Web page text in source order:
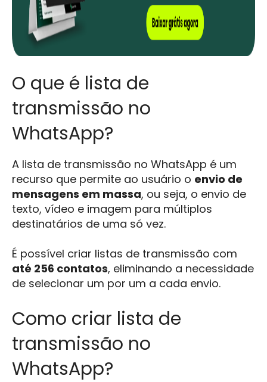
O que é lista de
transmissão no
WhatsApp?
A lista de transmissão no WhatsApp é um
recurso que permite ao usuário o envio de
mensagens em massa, ou seja, o envio de
texto, vídeo e imagem para múltiplos
destinatários de uma só vez.
É possível criar listas de transmissão com
até 256 contatos, eliminando a necessidade
de selecionar um por um a cada envio.
Como criar lista de
transmissão no
WhatsApp?